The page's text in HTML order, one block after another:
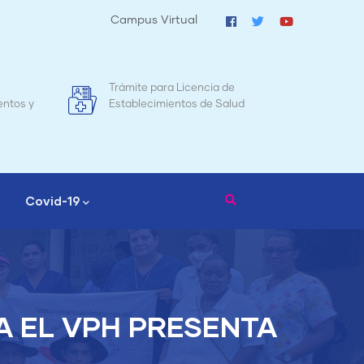
Campus Virtual
Mapa de Mortalidad Materna en
Nicaragua
Covid-19
EL VPH PRESENTA